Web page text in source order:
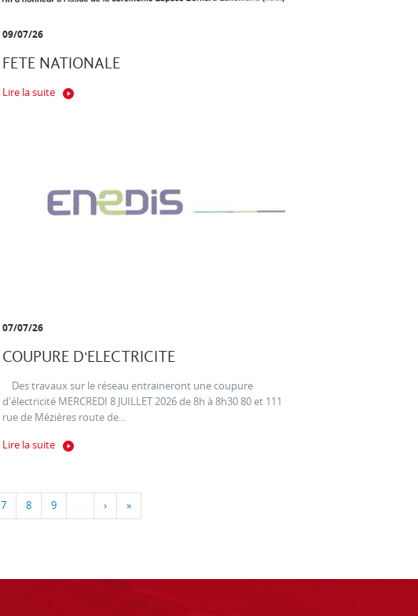
09/07/26
FETE NATIONALE
Lire la suite
07/07/26
COUPURE D'ELECTRICITE
Des travaux sur le réseau entraineront une coupure
d'électricité MERCREDI 8 JUILLET 2026 de 8h à 8h30 80 et 111
rue de Mézières route de...
Lire la suite
7 8 9 … › »